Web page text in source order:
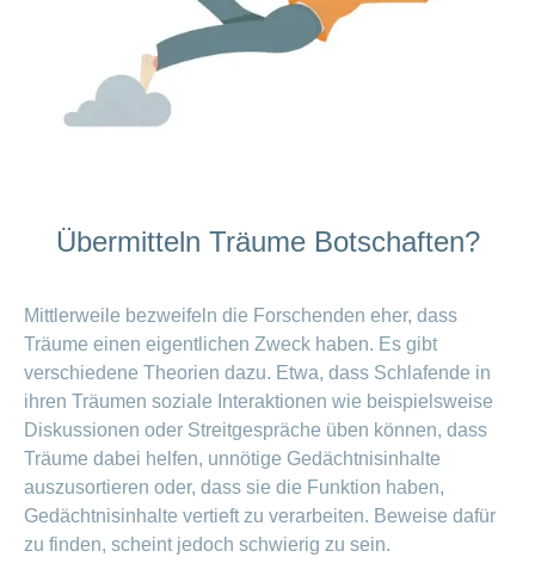
Übermitteln Träume Botschaften?
Mittlerweile bezweifeln die Forschenden eher, dass
Träume einen eigentlichen Zweck haben. Es gibt
verschiedene Theorien dazu. Etwa, dass Schlafende in
ihren Träumen soziale Interaktionen wie beispielsweise
Diskussionen oder Streitgespräche üben können, dass
Träume dabei helfen, unnötige Gedächtnisinhalte
auszusortieren oder, dass sie die Funktion haben,
Gedächtnisinhalte vertieft zu verarbeiten. Beweise dafür
zu finden, scheint jedoch schwierig zu sein.